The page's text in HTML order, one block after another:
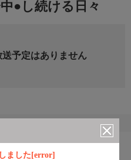
ました[error]
●し続ける日々
送予定はありません